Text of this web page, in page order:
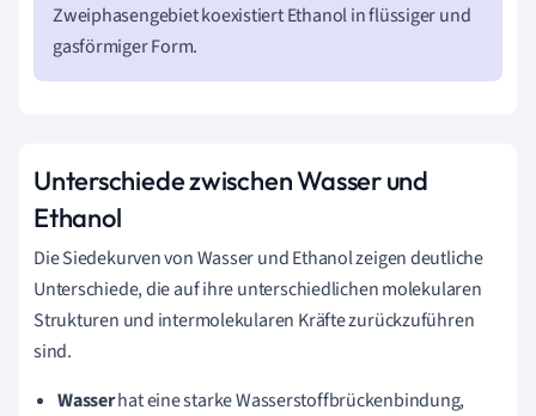
Zweiphasengebiet koexistiert Ethanol in flüssiger und
gasförmiger Form.
Unterschiede zwischen Wasser und
Ethanol
Die Siedekurven von Wasser und Ethanol zeigen deutliche
Unterschiede, die auf ihre unterschiedlichen molekularen
Strukturen und intermolekularen Kräfte zurückzuführen
sind.
Wasserhat eine starke Wasserstoffbrückenbindung,